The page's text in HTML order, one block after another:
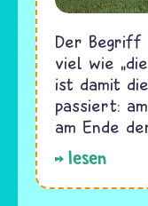
Der Begriff
viel wie
ist damit
passiert:
am Ende
lesen